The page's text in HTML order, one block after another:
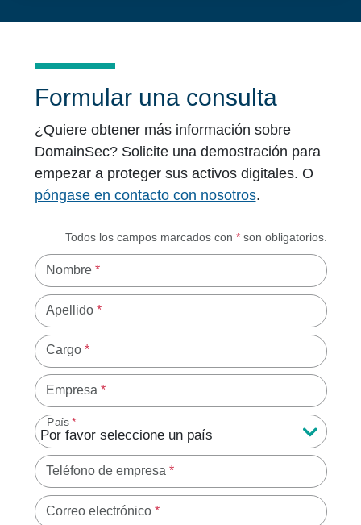
Formular una consulta
¿Quiere obtener más información sobre
DomainSec? Solicite una demostración para
empezar a proteger sus activos digitales. O
póngase en contacto con nosotros.
Todos los campos marcados con *son obligatorios.
Nombre*
Apellido*
Cargo*
Empresa*
País *
Teléfono de empresa*
Correo electrónico*